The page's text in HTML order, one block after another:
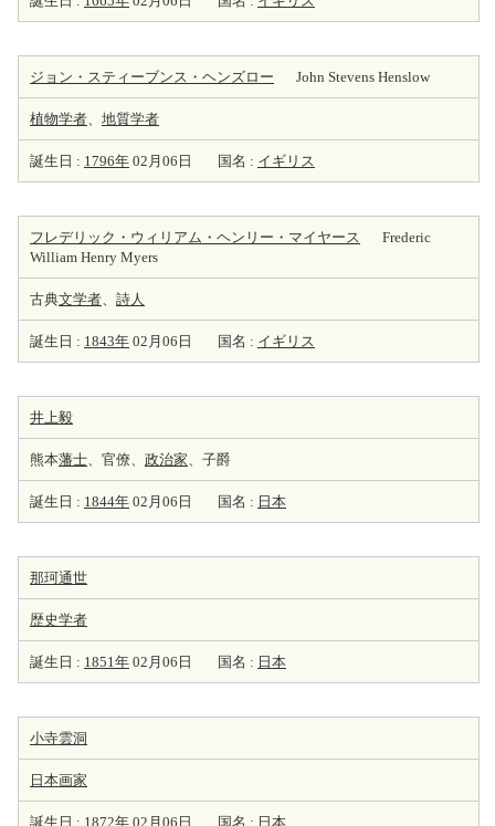
ジョン・スティーブンス・ヘンズロー John Stevens Henslow
植物学者、 地質学者
誕生日 : 1796年 02月06日 国名 : イギリス
フレデリック・ウィリアム・ヘンリー・マイヤース
Frederic
William Henry Myers
古典文学者、 詩人
誕生日 : 1843年 02月06日 国名 : イギリス
井上毅
熊本藩士、官僚、 政治家、子爵
誕生日 : 1844年 02月06日 国名 : 日本
那珂通世
歴史学者
誕生日 : 1851年 02月06日 国名 : 日本
小寺雲洞
日本画家
誕生日 : 1872年 02月06日 国名 : 日本